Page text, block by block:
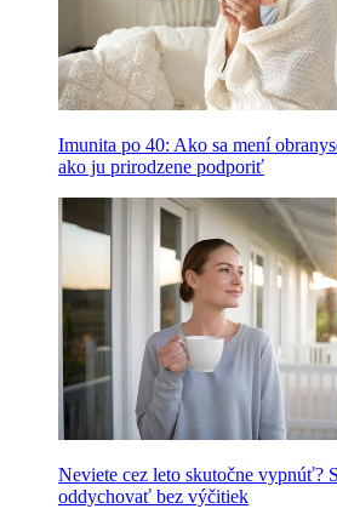
Imunita po 40: Ako sa mení
ako ju prirodzene podporiť
Neviete cez leto skutočne vypnúť?
oddychovať bez výčitiek